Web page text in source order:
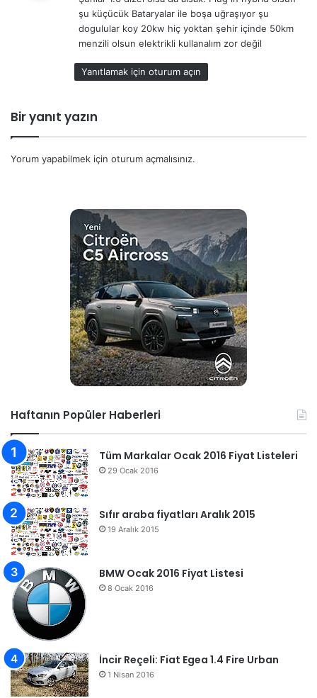
k
i
şu küçücük Bataryalar ile boşa uğraşıyor şu
dogulular koy 20kw hiç yoktan şehir içinde 50km
menzili olsun elektrikli kullanalım zor değil
Yanıtlamak için oturum açın
Bir yanıt yazın
Yorum yapabilmek için oturum açmalısınız.
Haftanın Popüler Haberleri
Tüm Markalar Ocak 2016 Fiyat Listeleri
29 Ocak 2016
Sıfır araba fiyatları Aralık 2015
19 Aralık 2015
BMW Ocak 2016 Fiyat Listesi
8 Ocak 2016
İncir Reçeli: Fiat Egea 1.4 Fire Urban
1 Nisan 2016